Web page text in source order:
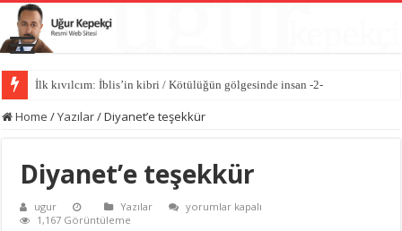
İlk kıvılcım: İblis’in kibri / Kötülüğün gölgesinde insan -2-
Home /Yazılar/Diyanet’e teşekkür
Diyanet’e teşekkür
ugur Yazılar
Diyanet’e
yorumlar kapalı
1,167 Görüntüleme